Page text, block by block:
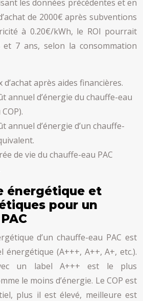
les données précédentes et en
de 2000€ après subventions
à 0.20€/kWh, le ROI pourrait
7 ans, selon la consommation
d’achat après aides financières.
annuel d’énergie du chauffe-eau
annuel d’énergie d’un chauffe-
de vie du chauffe-eau PAC
énergétique et
pour un
d’un chauffe-eau PAC est
(A+++, A++, A+, etc.).
un label A+++ est le plus
le moins d’énergie. Le COP est
plus il est élevé, meilleure est